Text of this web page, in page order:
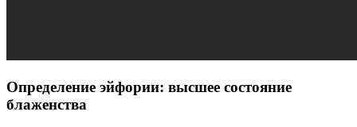
Определение эйфории: высшее состояние
блаженства